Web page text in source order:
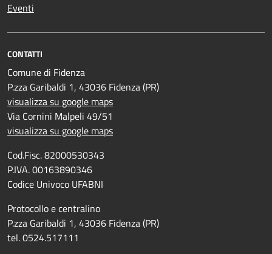
Eventi
CONTATTI
Comune di Fidenza
P.zza Garibaldi 1, 43036 Fidenza (PR)
visualizza su google maps
Via Cornini Malpeli 49/51
visualizza su google maps
Cod.Fisc. 82000530343
P.IVA. 00163890346
Codice Univoco UFABNI
Protocollo e centralino
P.zza Garibaldi 1, 43036 Fidenza (PR)
tel. 0524.517111